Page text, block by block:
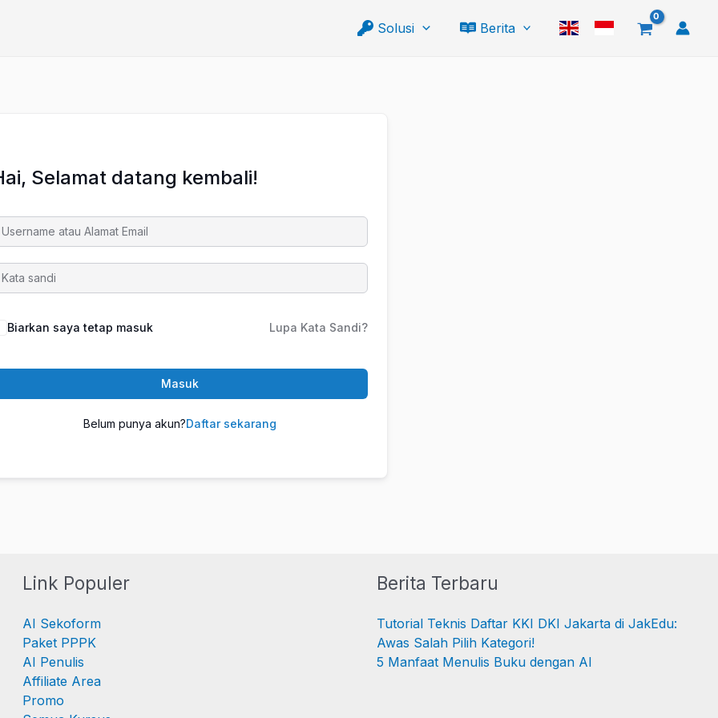
Solusi
Berita
Selamat datang kembali!
Biarkan saya tetap masuk Lupa Kata Sandi?
Masuk
Belum punya akun?Daftar sekarang
Link Populer
AI Sekoform
Paket PPPK
AI Penulis
Affiliate Area
Promo
Berita Terbaru
Tutorial Teknis Daftar KKI DKI Jakarta di JakEdu:
Awas Salah Pilih Kategori!
5 Manfaat Menulis Buku dengan AI